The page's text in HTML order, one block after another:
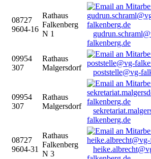
08727
9604-16
Rathaus
Falkenberg
N 1
falkenberg.de
09954
307
Rathaus
Malgersdorf
poststelle@vg-
09954
307
Rathaus
Malgersdorf
falkenberg.de
08727
9604-31
Rathaus
Falkenberg
N 3